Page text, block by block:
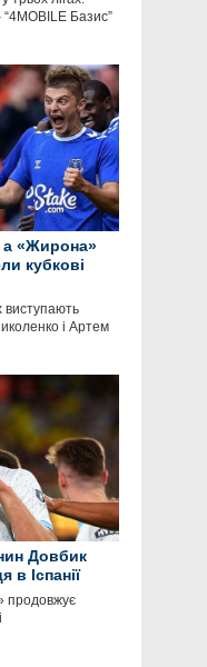
Базис”
а «Жирона»
кубкові
виступають
і Артем
Довбик
в Іспанії
продовжує